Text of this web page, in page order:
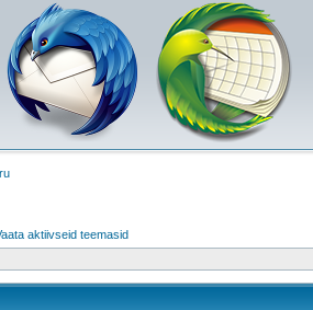
aktiivseid teemasid